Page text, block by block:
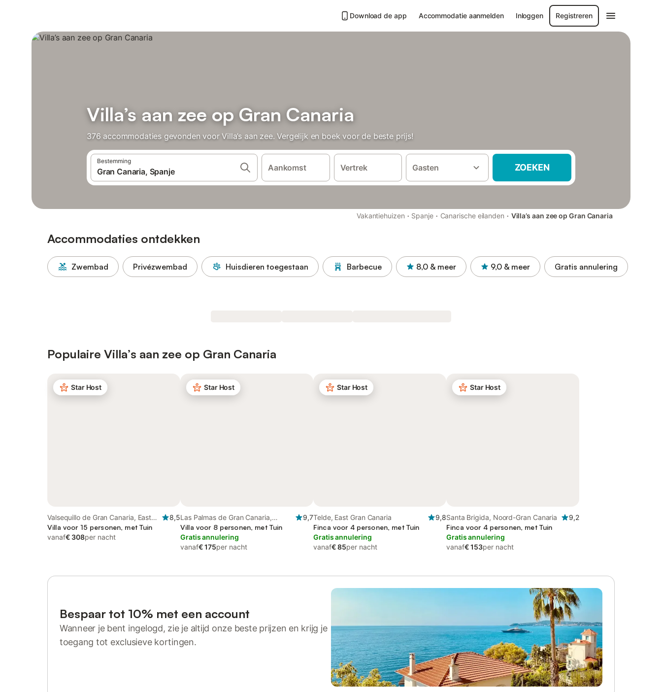
Download de app Accommodatie aanmelden Inloggen Registreren
Villa’s aan zee op Gran Canaria
376 accommodaties gevonden voor Villa’s aan zee. Vergelijk en boek voor de beste prijs!
Bestemming
Aankomst Vertrek Gasten ZOEKEN
Vakantiehuizen · Spanje · Canarische eilanden · Villa’s aan zee op Gran Canaria
Accommodaties ontdekken
Zwembad Privézwembad Huisdieren toegestaan Barbecue 8,0 & meer 9,0 & meer Gratis annulering
Populaire Villa’s aan zee op Gran Canaria
Star Host
Valsequillo de Gran Canaria, East
Gran Canaria
8,5
Villa voor 15 personen, met Tuin
vanaf€ 308per nacht
Star Host
Las Palmas de Gran Canaria,
Noord-Gran Canaria
9,7
Villa voor 8 personen, met Tuin
Gratis annulering
vanaf€ 175per nacht
Star Host
Telde, East Gran Canaria
9,8
Finca voor 4 personen, met Tuin
Gratis annulering
vanaf€ 85per nacht
Star Host
Santa Brigida, Noord-Gran Canaria
9,2
Finca voor 4 personen, met Tuin
Gratis annulering
vanaf€ 153per nacht
Bespaar tot 10% met een account
Wanneer je bent ingelogd, zie je altijd onze beste prijzen en krijg je
toegang tot exclusieve kortingen.